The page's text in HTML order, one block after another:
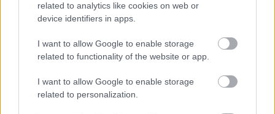
related to analytics like cookies on web or
device identifiers in apps.
I want to allow Google to enable storage
related to functionality of the website or app.
I want to allow Google to enable storage
related to personalization.